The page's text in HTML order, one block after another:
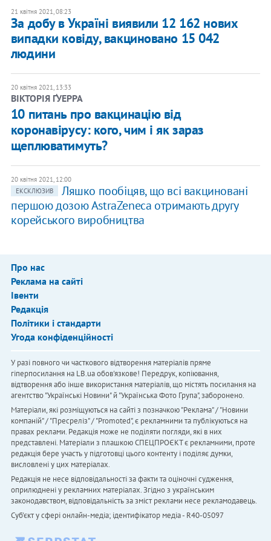
21 квітня 2021, 08:23
За добу в Україні виявили 12 162 нових
випадки ковіду, вакциновано 15 042
людини
20 квітня 2021, 13:33
ВІКТОРІЯ ҐУЕРРА
10 питань про вакцинацію від
коронавірусу: кого, чим і як зараз
щеплюватимуть?
20 квітня 2021, 12:00
ЕКСКЛЮЗИВ
Ляшко пообіцяв, що всі вакциновані
першою дозою AstraZeneca отримають другу
корейського виробництва
Про нас
Реклама на сайті
Івенти
Редакція
Політики і стандарти
Угода конфіденційності
У разі повного чи часткового відтворення матеріалів пряме
гіперпосилання на LB.ua обов'язкове! Передрук, копіювання,
відтворення або інше використання матеріалів, що містять посилання на
агентство "Українськi Новини" й "Українська Фото Група", заборонено.
Матеріали, які розміщуються на сайті з позначкою "Реклама" / "Новини
компаній" / "Пресреліз" / "Promoted", є рекламними та публікуються на
правах реклами. Редакція може не поділяти погляди, які в них
представлені. Матеріали з плашкою СПЕЦПРОЄКТ є рекламними, проте
редакція бере участь у підготовці цього контенту і поділяє думки,
висловлені у цих матеріалах.
Редакція не несе відповідальності за факти та оціночні судження,
оприлюднені у рекламних матеріалах. Згідно з українським
законодавством, відповідальність за зміст реклами несе рекламодавець.
Cуб'єкт у сфері онлайн-медіа; ідентифікатор медіа - R40-05097